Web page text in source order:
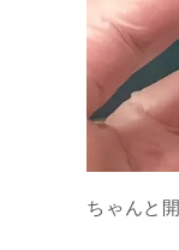
ちゃんと